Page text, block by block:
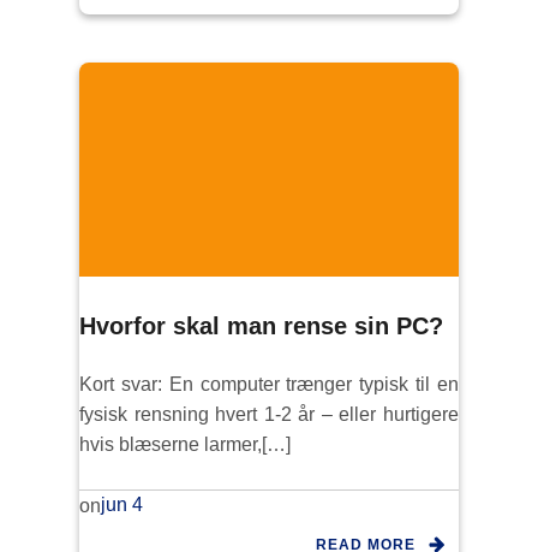
Hvorfor skal man rense sin PC?
Kort svar: En computer trænger typisk til en
fysisk rensning hvert 1-2 år – eller hurtigere
hvis blæserne larmer,[…]
onjun 4
READ MORE